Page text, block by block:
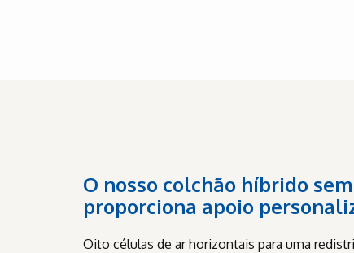
O nosso colchão híbrido
proporciona apoio
Oito células de ar horizontais para uma